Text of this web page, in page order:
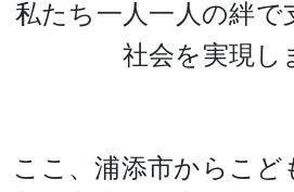
私たち一人一人の絆で
社会を実現し
ここ、浦添市からこど